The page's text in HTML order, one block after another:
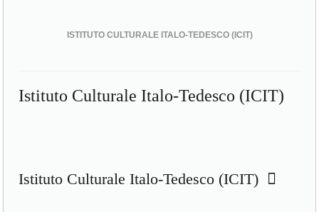
ISTITUTO CULTURALE ITALO-TEDESCO (ICIT)
Istituto Culturale Italo-Tedesco (ICIT)
Istituto Culturale Italo-Tedesco (ICIT)